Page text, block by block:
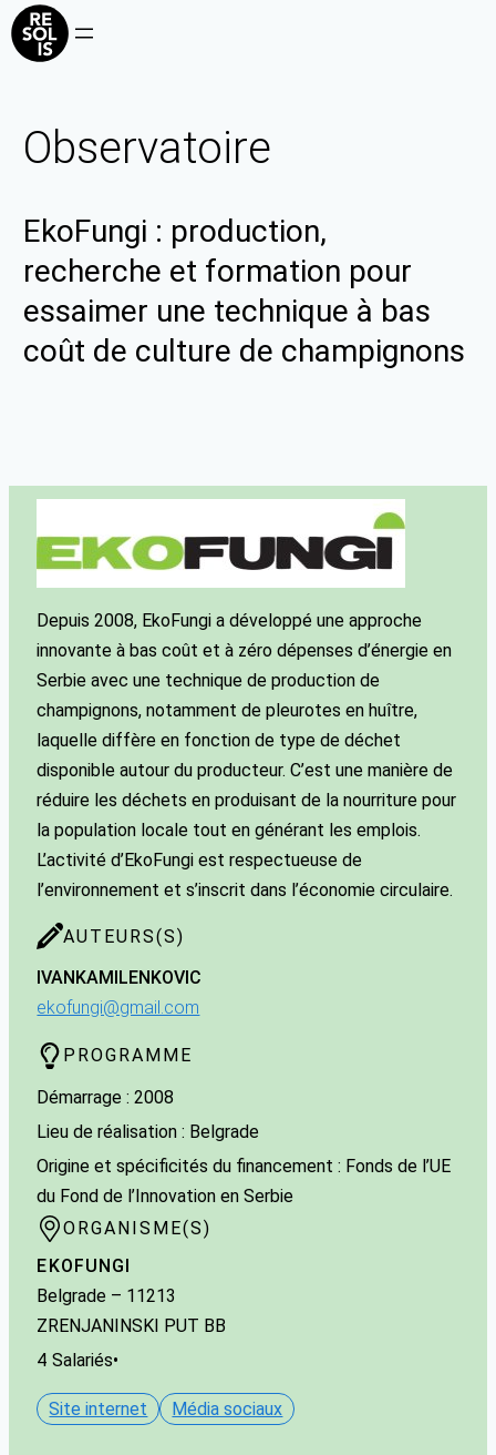
Observatoire
EkoFungi : production,
recherche et formation pour
essaimer une technique à bas
coût de culture de champignons
Depuis 2008, EkoFungi a développé une approche
innovante à bas coût et à zéro dépenses d’énergie en
Serbie avec une technique de production de
champignons, notamment de pleurotes en huître,
laquelle diffère en fonction de type de déchet
disponible autour du producteur. C’est une manière de
réduire les déchets en produisant de la nourriture pour
la population locale tout en générant les emplois.
L’activité d’EkoFungi est respectueuse de
l’environnement et s’inscrit dans l’économie circulaire.
AUTEURS(S)
IVANKAMILENKOVIC
ekofungi@gmail.com
PROGRAMME
Démarrage : 2008
Lieu de réalisation : Belgrade
Origine et spécificités du financement : Fonds de l’UE
du Fond de l’Innovation en Serbie
ORGANISME(S)
EKOFUNGI
Belgrade – 11213
ZRENJANINSKI PUT BB
4 Salariés•
Site internet Média sociaux